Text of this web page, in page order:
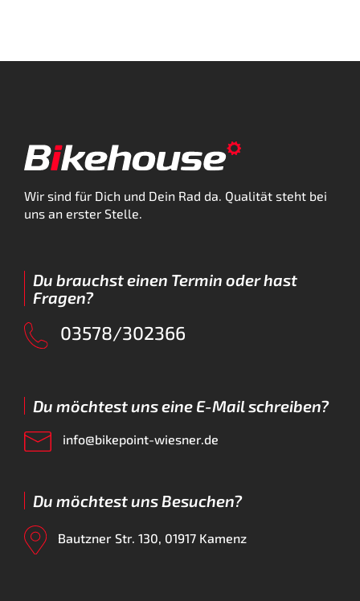
Wir sind für Dich und Dein Rad da. Qualität steht bei
uns an erster Stelle.
Du brauchst einen Termin oder hast
Fragen?
03578/302366
Du möchtest uns eine E-Mail schreiben?
info@bikepoint-wiesner.de
Du möchtest uns Besuchen?
Bautzner Str. 130, 01917 Kamenz